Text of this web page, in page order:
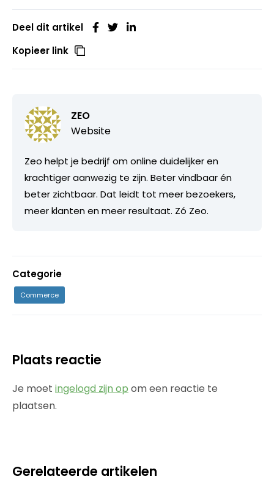
Deel dit artikel
Kopieer link
ZEO
Website
Zeo helpt je bedrijf om online duidelijker en
krachtiger aanwezig te zijn. Beter vindbaar én
beter zichtbaar. Dat leidt tot meer bezoekers,
meer klanten en meer resultaat. Zó Zeo.
Categorie
Commerce
Plaats reactie
Je moet ingelogd zijn op om een reactie te
plaatsen.
Gerelateerde artikelen